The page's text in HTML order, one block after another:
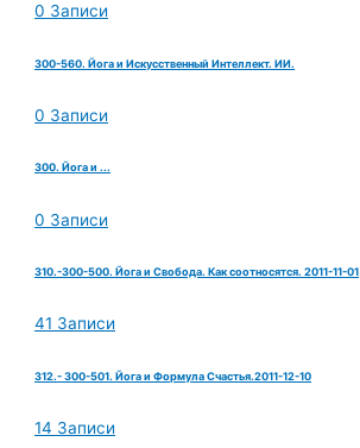
0 Записи
300-560. Йога и Искусственный Интеллект. ИИ.
0 Записи
300. Йога и ...
0 Записи
310.-300-500. Йога и Свобода. Как соотносятся. 2011-11-01
41 Записи
312.- 300-501. Йога и Формула Счастья.2011-12-10
14 Записи